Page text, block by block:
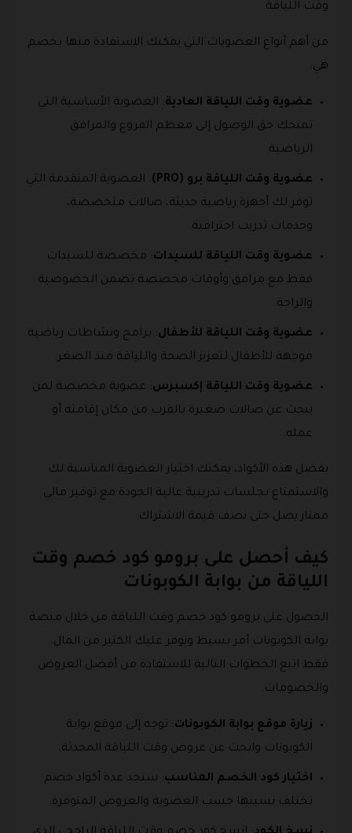
وقت اللياقة.
من أهم أنواع العضويات التي يمكنك الاستفادة منها بخصم
هي:
عضوية وقت اللياقة العادية: العضوية الأساسية التي
تمنحك حق الوصول إلى معظم الفروع والمرافق
الرياضية.
عضوية وقت اللياقة برو (PRO)
: العضوية المتقدمة التي
توفر لك أجهزة رياضية حديثة، صالات متخصصة،
وخدمات تدريب احترافية.
عضوية وقت اللياقة للسيدات: مخصصة للسيدات
فقط مع مرافق وأوقات مخصصة تضمن الخصوصية
والراحة.
عضوية وقت اللياقة للأطفال: برامج ونشاطات رياضية
موجهة للأطفال لتعزيز الصحة واللياقة منذ الصغر.
عضوية وقت اللياقة إكسبرس: عضوية مخصصة لمن
يبحث عن صالات صغيرة بالقرب من مكان إقامته أو
عمله.
بفضل هذه الأكواد، يمكنك اختيار العضوية المناسبة لك
والاستمتاع بجلسات تدريبية عالية الجودة مع توفير مالي
ممتاز يصل حتى نصف قيمة الاشتراك.
كيف أحصل على برومو كود خصم وقت
اللياقة من بوابة الكوبونات
الحصول على برومو كود خصم وقت اللياقة من خلال منصة
بوابة الكوبونات أمر بسيط ويوفر عليك الكثير من المال.
فقط اتبع الخطوات التالية للاستفادة من أفضل العروض
والخصومات:
زيارة موقع بوابة الكوبونات: توجه إلى موقع بوابة
الكوبونات وابحث عن عروض وقت اللياقة المحدثة.
اختيار كود الخصم المناسب: ستجد عدة أكواد خصم
تختلف نسبتها حسب العضوية والعروض المتوفرة.